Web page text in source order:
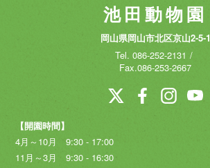
池田動物園
岡山県岡山市北区京山2-5-1
Tel. 086-252-2131
Fax.086-253-2667
【開園時間】
4月～10月 9:30 - 17:00
11月～3月 9:30 - 16:30